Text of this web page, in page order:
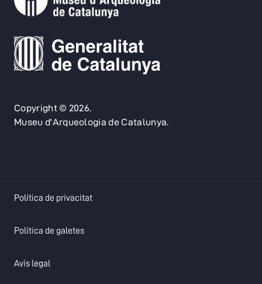
Copyright © 2026.
Museu d'Arqueologia de Catalunya.
Política de privacitatopens in a new tab
Política de galetesopens in a new tab
Avís legal